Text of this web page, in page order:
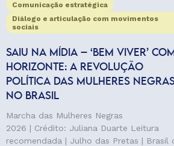
Comunicação estratégica
Diálogo e articulação com movimentos
sociais
SAIU NA MÍDIA – ‘BEM VIVER’
HORIZONTE: A REVOLUÇÃO
POLÍTICA DAS MULHERES
NO BRASIL
Marcha das Mulheres Negras
2026 | Crédito: Juliana Duarte Leitura
recomendada | Julho das Pretas | Brasil